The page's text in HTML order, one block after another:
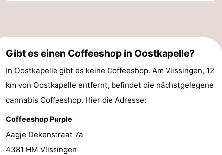
Gibt es einen Coffeeshop in Oostkapelle?
In Oostkapelle gibt es keine Coffeeshop. Am Vlissingen, 12
km von Oostkapelle entfernt, befindet die nächstgelegene
cannabis Coffeeshop. Hier die Adresse:
Coffeeshop Purple
Aagje Dekenstraat 7a
4381 HM Vlissingen